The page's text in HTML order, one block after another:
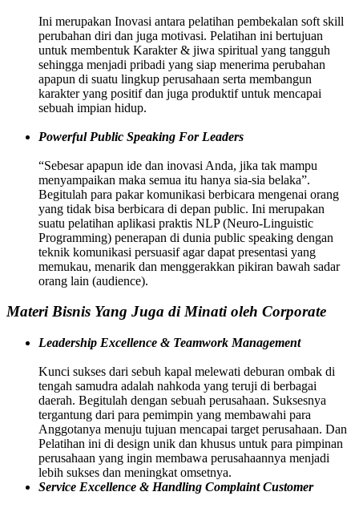
Ini merupakan Inovasi antara pelatihan pembekalan soft skill
perubahan diri dan juga motivasi. Pelatihan ini bertujuan
untuk membentuk Karakter & jiwa spiritual yang tangguh
sehingga menjadi pribadi yang siap menerima perubahan
apapun di suatu lingkup perusahaan serta membangun
karakter yang positif dan juga produktif untuk mencapai
sebuah impian hidup.
Powerful Public Speaking For Leaders
“Sebesar apapun ide dan inovasi Anda, jika tak mampu
menyampaikan maka semua itu hanya sia-sia belaka”.
Begitulah para pakar komunikasi berbicara mengenai orang
yang tidak bisa berbicara di depan public. Ini merupakan
suatu pelatihan aplikasi praktis NLP (Neuro-Linguistic
Programming) penerapan di dunia public speaking dengan
teknik komunikasi persuasif agar dapat presentasi yang
memukau, menarik dan menggerakkan pikiran bawah sadar
orang lain (audience).
Materi Bisnis Yang Juga di Minati oleh Corporate
Leadership Excellence & Teamwork Management
Kunci sukses dari sebuh kapal melewati deburan ombak di
tengah samudra adalah nahkoda yang teruji di berbagai
daerah. Begitulah dengan sebuah perusahaan. Suksesnya
tergantung dari para pemimpin yang membawahi para
Anggotanya menuju tujuan mencapai target perusahaan. Dan
Pelatihan ini di design unik dan khusus untuk para pimpinan
perusahaan yang ingin membawa perusahaannya menjadi
lebih sukses dan meningkat omsetnya.
Service Excellence & Handling Complaint Customer